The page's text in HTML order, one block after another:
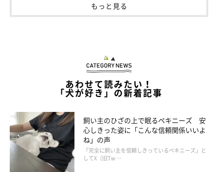
もっと見る
あわせて読みたい！
「犬が好き」の新着記事
飼い主のひざの上で眠るペキニーズ 安
心しきった姿に「こんな信頼関係いいよ
ね」の声
「完全に飼い主を信頼しきっているペキニーズ」と
してX（旧Tw …